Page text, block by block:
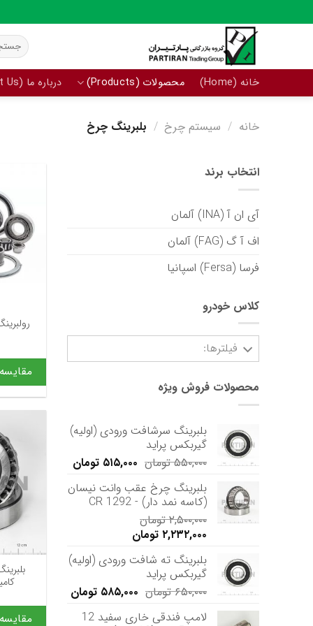
to
جستجو
برای:
خانه (Home) محصولات (Products) درباره ما (About Us)
خانه / سیستم چرخ / بلبرینگ چرخ
انتخاب برند
آی ان آ (INA) آلمان
اف آ گ (FAG) آلمان
فرسا (Fersa) اسپانیا
کلاس خودرو
فیلترها:
سنگین
محصولات فروش ویژه
بلبرينگ سرشافت ورودی (اولیه)
گیربکس پرايد
۵۵۰,۰۰۰ تومان قیمت
۵۵۰,۰۰۰ تومان
بود.
۵۱۵,۰۰۰ تومانقیمت
۵۱۵,۰۰۰ تومان
بلبرینگ چرخ عقب وانت نیسان
(کاسه نمد دار) - CR 1292
۲,۵۰۰,۰۰۰ تومان
قیمت
۲,۵۰۰,۰۰۰ تومان
بود.
۲,۲۳۲,۰۰۰ تومان
۲,۲۳۲,۰۰۰ تومان
بلبرینگ ته شافت ورودی (اولیه)
گیربکس پراید
۶۵۰,۰۰۰ تومان قیمت
۶۵۰,۰۰۰ تومان
۵۸۵,۰۰۰ تومانقیمت
۵۸۵,۰۰۰ تومان
لامپ فندقی خاری سفید 12
مقایسه
مقایسه